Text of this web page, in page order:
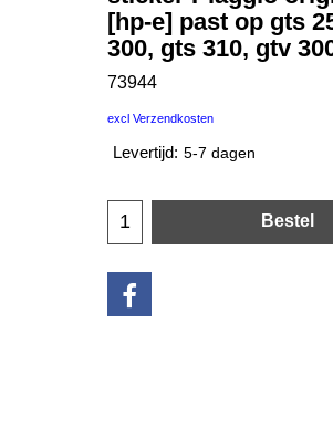
[hp-e] past op gts
300, gts 310, gtv
73944
excl Verzendkosten
Levertijd: 5-7 dagen
Bestel